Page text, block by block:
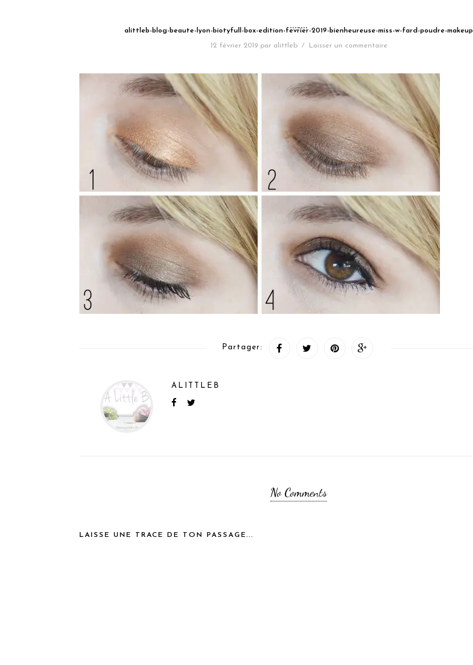
alittleb-blog-beaute-lyon-biotyfull-box-edition-fevrier-2019-bienheureuse-miss-w-fard-poudre-makeup
12 février 2019 par alittleb / Laisser un commentaire
Partager:
ALITTLEB
No Comments
LAISSE UNE TRACE DE TON PASSAGE...